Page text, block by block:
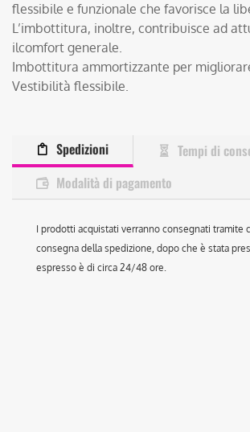
flessibile e funzionale che favorisce la
L’imbottitura, inoltre, contribuisce ad
ilcomfort generale.
Imbottitura ammortizzante per
Vestibilità flessibile.
Spedizioni
Tempi di
Modalità di pagamento
I prodotti acquistati verranno consegnati tramite
consegna della spedizione, dopo che è stata
espresso è di circa 24/48 ore.